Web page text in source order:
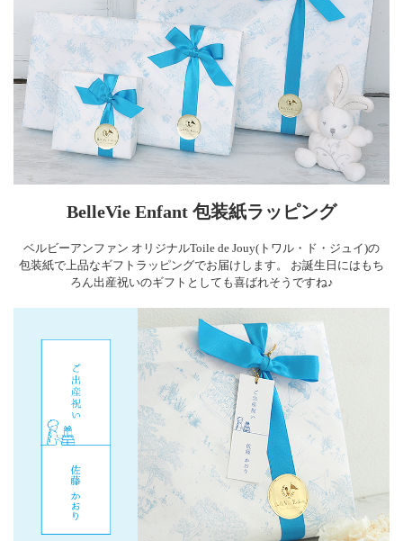
BelleVie Enfant 包装紙ラッピング
ベルビーアンファン オリジナルToile de Jouy(トワル・ド・ジュイ)の
包装紙で上品なギフトラッピングでお届けします。 お誕生日にはもち
ろん出産祝いのギフトとしても喜ばれそうですね♪